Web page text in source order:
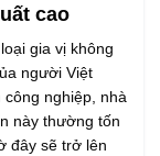
cao
gia vị không
người Việt
nghiệp, nhà
này thường tốn
đây sẽ trở lên